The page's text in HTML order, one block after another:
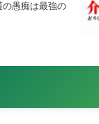
の愚痴は最強の